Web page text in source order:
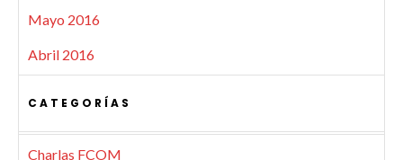
Mayo 2016
Abril 2016
CATEGORÍAS
Charlas FCOM